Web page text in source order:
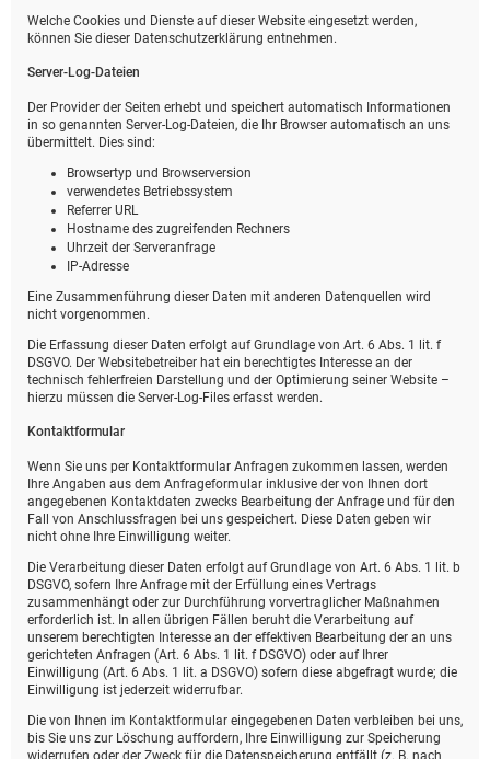
Welche Cookies und Dienste auf dieser Website eingesetzt werden,
können Sie dieser Datenschutzerklärung entnehmen.
Server-Log-Dateien
Der Provider der Seiten erhebt und speichert automatisch Informationen
in so genannten Server-Log-Dateien, die Ihr Browser automatisch an uns
übermittelt. Dies sind:
Browsertyp und Browserversion
verwendetes Betriebssystem
Referrer URL
Hostname des zugreifenden Rechners
Uhrzeit der Serveranfrage
IP-Adresse
Eine Zusammenführung dieser Daten mit anderen Datenquellen wird
nicht vorgenommen.
Die Erfassung dieser Daten erfolgt auf Grundlage von Art. 6 Abs. 1 lit. f
DSGVO. Der Websitebetreiber hat ein berechtigtes Interesse an der
technisch fehlerfreien Darstellung und der Optimierung seiner Website –
hierzu müssen die Server-Log-Files erfasst werden.
Kontaktformular
Wenn Sie uns per Kontaktformular Anfragen zukommen lassen, werden
Ihre Angaben aus dem Anfrageformular inklusive der von Ihnen dort
angegebenen Kontaktdaten zwecks Bearbeitung der Anfrage und für den
Fall von Anschlussfragen bei uns gespeichert. Diese Daten geben wir
nicht ohne Ihre Einwilligung weiter.
Die Verarbeitung dieser Daten erfolgt auf Grundlage von Art. 6 Abs. 1 lit. b
DSGVO, sofern Ihre Anfrage mit der Erfüllung eines Vertrags
zusammenhängt oder zur Durchführung vorvertraglicher Maßnahmen
erforderlich ist. In allen übrigen Fällen beruht die Verarbeitung auf
unserem berechtigten Interesse an der effektiven Bearbeitung der an uns
gerichteten Anfragen (Art. 6 Abs. 1 lit. f DSGVO) oder auf Ihrer
Einwilligung (Art. 6 Abs. 1 lit. a DSGVO) sofern diese abgefragt wurde; die
Einwilligung ist jederzeit widerrufbar.
Die von Ihnen im Kontaktformular eingegebenen Daten verbleiben bei uns,
bis Sie uns zur Löschung auffordern, Ihre Einwilligung zur Speicherung
widerrufen oder der Zweck für die Datenspeicherung entfällt (z. B. nach